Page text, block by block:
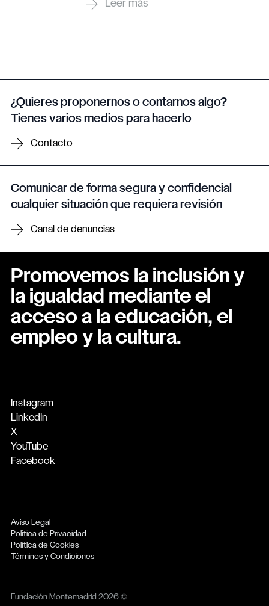
¿Quieres proponernos o contarnos algo?
Tienes varios medios para hacerlo
Contacto
Comunicar de forma segura y confidencial
cualquier situación que requiera revisión
Canal de denuncias
Promovemos la inclusión y
la igualdad mediante el
acceso a la educación, el
empleo y la cultura.
Instagram
LinkedIn
X
YouTube
Facebook
Aviso Legal
Política de Privacidad
Política de Cookies
Términos y Condiciones
Fundación Montemadrid 2026 ©